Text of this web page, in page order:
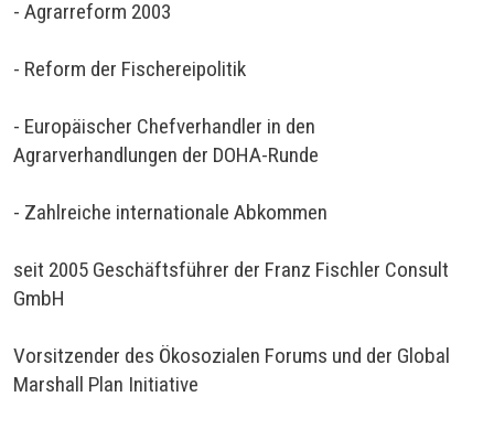
- Agrarreform 2003
- Reform der Fischereipolitik
- Europäischer Chefverhandler in den
Agrarverhandlungen der DOHA-Runde
- Zahlreiche internationale Abkommen
seit 2005 Geschäftsführer der Franz Fischler Consult
GmbH
Vorsitzender des Ökosozialen Forums und der Global
Marshall Plan Initiative